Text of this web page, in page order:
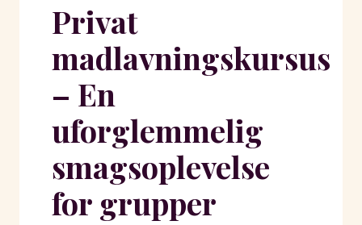
Privat
madlavningskursus
– En
uforglemmelig
smagsoplevelse
for grupper